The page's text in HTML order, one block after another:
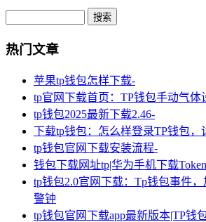
Search
热门文章
苹果tp钱包怎样下载-
tp官网下载首页：TP钱包手动气体
tp钱包2025最新下载2.46-
下载tp钱包：怎么样登录TP钱包，
tp钱包官网下载安装流程-
钱包下载网址tp|华为手机下载
tp钱包2.0官网下载：Tp钱包事件
警钟
tp钱包官网下载app最新版本|TP钱